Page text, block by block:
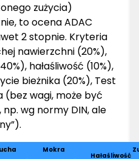
zużycia)
to ocena ADAC
2 stopnie. Kryteria
nawierzchni (20%),
hałaśliwość (10%),
bieżnika (20%), Test
(bez wagi, może być
wg normy DIN, ale
Mokra
Hałaśliwość